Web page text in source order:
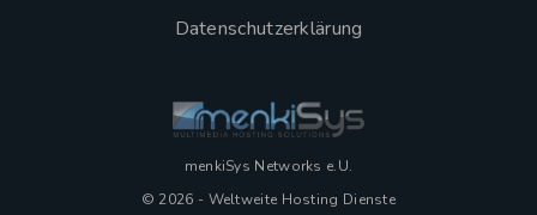
Datenschutzerklärung
menkiSys Networks e.U.
© 2026 - Weltweite Hosting Dienste